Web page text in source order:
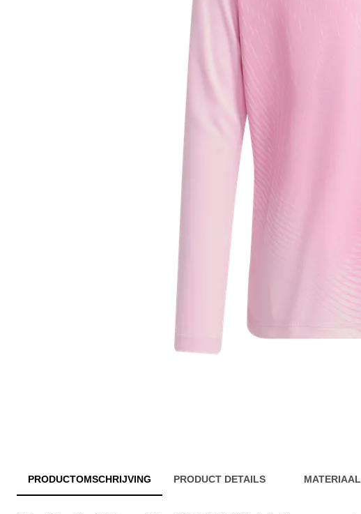
PRODUCTOMSCHRIJVING PRODUCT DETAILS MATERIAAL